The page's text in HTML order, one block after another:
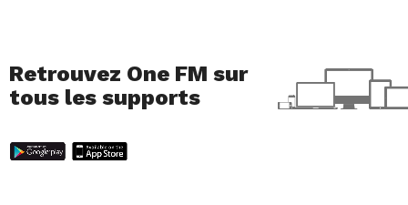
Retrouvez One FM sur
tous les supports